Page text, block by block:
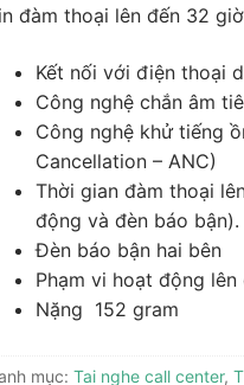
đàm thoại lên đến 32
Kết nối với điện thoại
Công nghệ chắn âm
Công nghệ khử tiếng
Cancellation – ANC)
Thời gian đàm thoại
động và đèn báo bận).
Đèn báo bận hai bên
Phạm vi hoạt động lên
Nặng 152 gram
mục: Tai nghe call center,